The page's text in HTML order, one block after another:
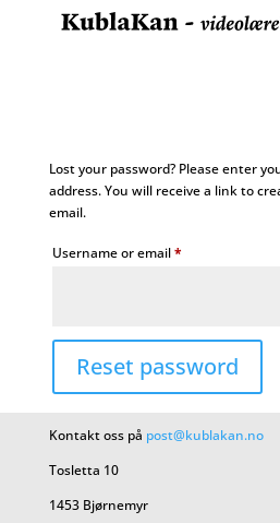
Lost your password? Please enter
address. You will receive a link to
email.
Username or email*Required
Reset password
Kontakt oss på post@kublakan.no
Tosletta 10
1453 Bjørnemyr